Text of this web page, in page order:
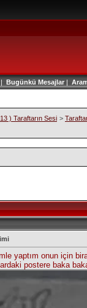
| Bugünkü Mesajlar|
) Taraftarın Sesi >
yaptım onun için
postere baka